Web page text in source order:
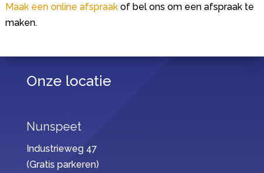
Maak een online afspraakof bel ons om een afspraak te
maken.
Onze locatie
Nunspeet
Industrieweg 47
(Gratis parkeren)